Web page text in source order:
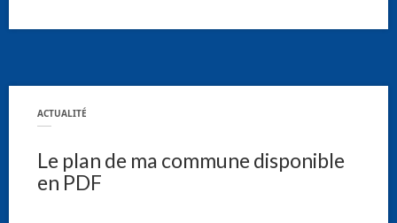
ACTUALITÉ
Le plan de ma commune disponible
en PDF